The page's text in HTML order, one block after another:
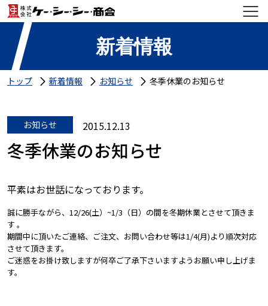
新着情報
トップ 新着情報 お知らせ 冬季休業のお知らせ
お知らせ 2015.12.13
冬季休業のお知らせ
平素はお世話になっております。
誠に勝手ながら、12/26(土）~1/3（日）の間を冬期休業とさせて頂きま
す 。
期間中に頂いたご連絡、ご注文、お問い合わせ等は1/4(月)より順次対応
させて頂きます。
ご迷惑をお掛け致しますが何卒ご了承下さいますようお願い申し上げま
す。